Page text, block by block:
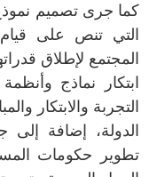
التي تنص على قيام
المجتمع لإطلاق
ابتكار نماذج
التجربة والابتكار
الدولة، إضافة
تطوير حكومات